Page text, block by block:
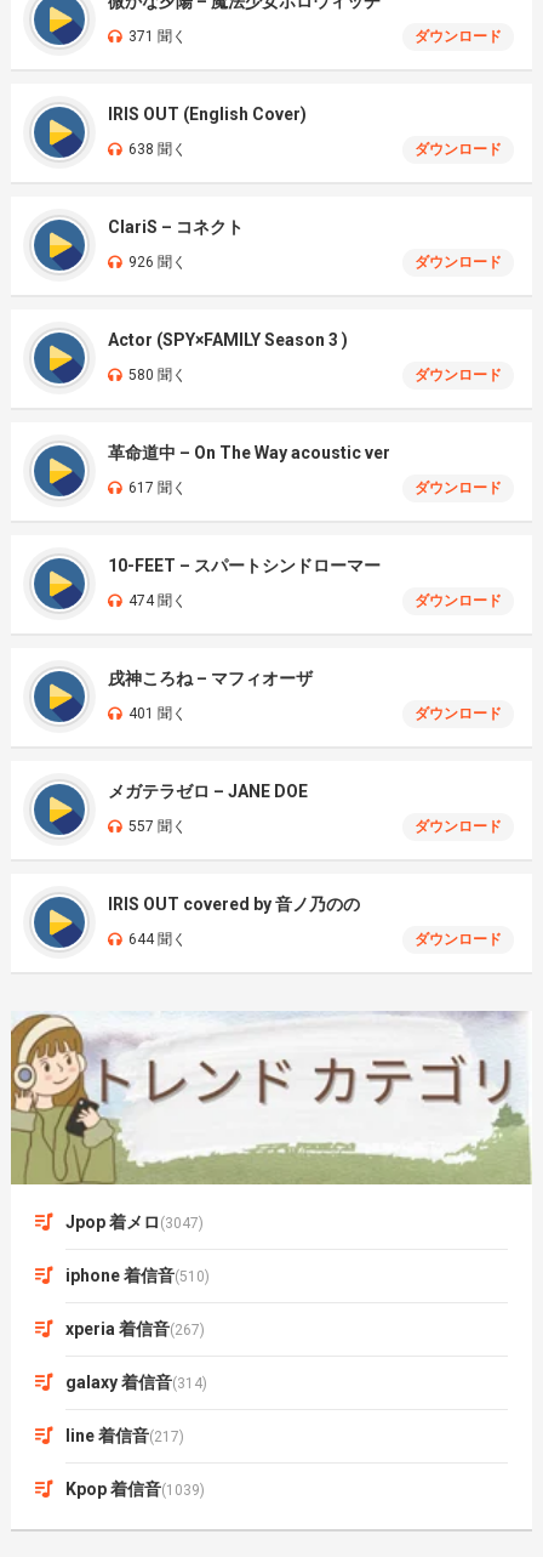
371 聞く ダウンロード
IRIS OUT (English Cover)
638 聞く ダウンロード
ClariS – コネクト
926 聞く ダウンロード
Actor (SPY×FAMILY Season 3 )
580 聞く ダウンロード
革命道中 – On The Way acoustic ver
617 聞く ダウンロード
10-FEET – スパートシンドローマー
474 聞く ダウンロード
戌神ころね – マフィオーザ
401 聞く ダウンロード
メガテラゼロ – JANE DOE
557 聞く ダウンロード
IRIS OUT covered by 音ノ乃のの
644 聞く ダウンロード
Jpop 着メロ (3047)
iphone 着信音(510)
xperia 着信音(267)
galaxy 着信音(314)
line 着信音(217)
Kpop 着信音(1039)